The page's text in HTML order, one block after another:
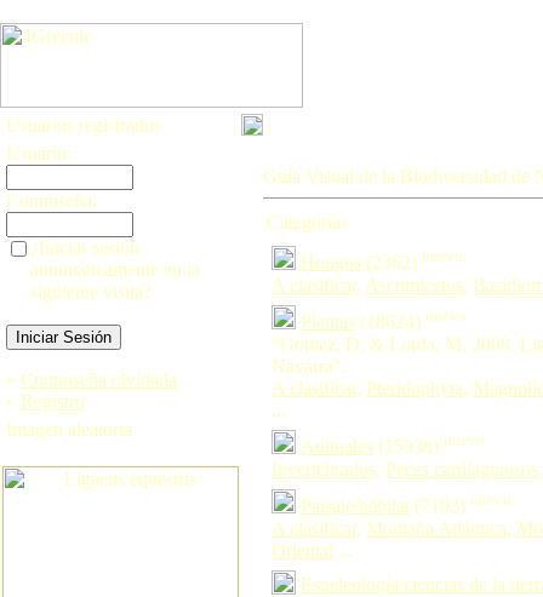
Usuarios registrados
Usuario:
Contraseña:
¿Iniciar sesión
automáticamente en la
siguiente visita?
» Contraseña olvidada
» Registro
Imagen aleatoria
Guía Visual de la Biodiversidad de
Categorías
Hongos (2362) nuevo
A clasificar, Ascomicetos,
Plantas (18624) nuevo
"Gómez, D. & Lorda, M. 2008.
Navarra".
A clasificar, Pteridophyta,
...
Animales (15938) nuevo
Invertebrados, Peces cartilaginosos
Paisaje/hábitat (7103) nuevo
A clasificar, Montaña Atlántica,
Oriental ...
Espeleología/ciencias de la